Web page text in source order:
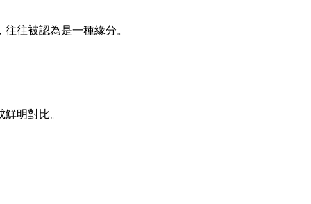
往被認為是一種緣分。
明對比。